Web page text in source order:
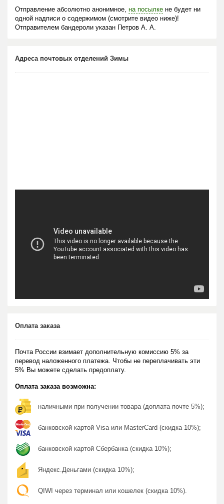
Отправление абсолютно анонимное, на посылке не будет ни
одной надписи о содержимом (смотрите видео ниже)!
Отправителем бандероли указан Петров А. А.
Адреса почтовых отделений Зимы
Оплата заказа
Почта России взимает дополнительную комиссию 5% за
перевод наложенного платежа. Чтобы не переплачивать эти
5% Вы можете сделать предоплату.
Оплата заказа возможна:
наличными при получении товара (доплата почте 5%);
банковской картой Visa или MasterCard (скидка 10%);
банковской картой Сбербанка (скидка 10%);
Яндекс.Деньгами (скидка 10%);
QIWI через терминал или кошелек (скидка 10%).